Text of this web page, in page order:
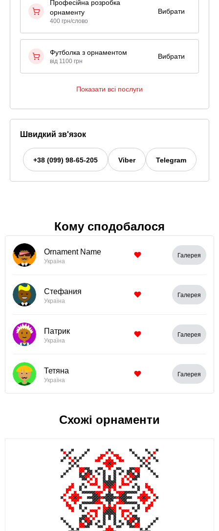
Професійна розробка
орнаменту
400 грн/слово
Вибрати
Футболка з орнаментом
від 1100 грн
Вибрати
Показати всі послуги
Швидкий зв'язок
+38 (099) 98-65-205 Viber Telegram
Кому сподобалося
Ornament Name
Україна
Галерея
Стефания
Україна
Галерея
Патрик
Україна
Галерея
Тетяна
Україна
Галерея
Схожі орнаменти